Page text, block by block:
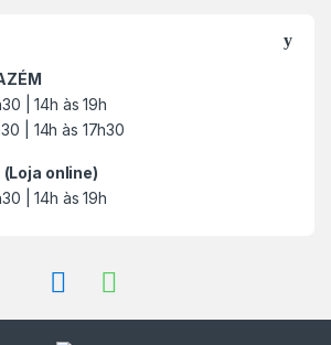
| 14h às 19h
| 14h às 17h30
(Loja online)
| 14h às 19h